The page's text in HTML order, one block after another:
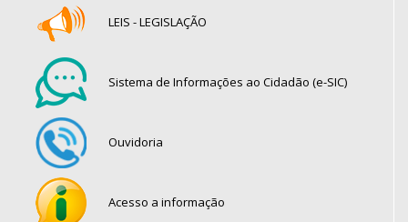
LEIS - LEGISLAÇÃO
Sistema de Informações ao Cidadão (e-SIC)
Ouvidoria
Acesso a informação